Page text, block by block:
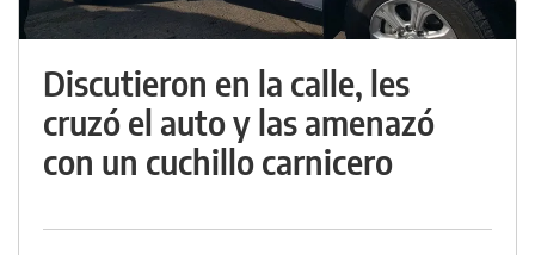
Discutieron en la calle, les
cruzó el auto y las amenazó
con un cuchillo carnicero